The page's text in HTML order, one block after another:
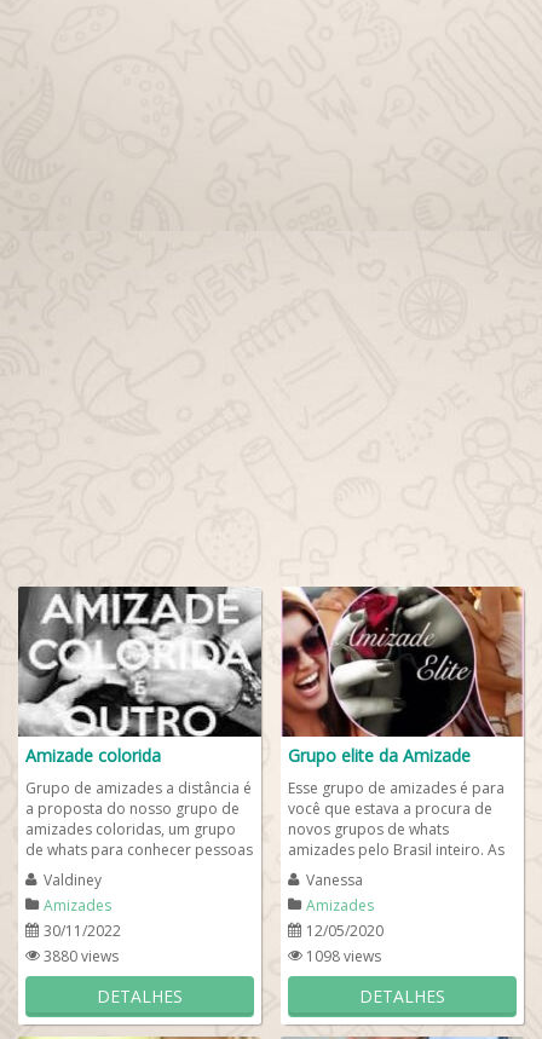
Amizade colorida
Grupo de amizades a distância é
a proposta do nosso grupo de
amizades coloridas, um grupo
de whats para conhecer pessoas
novas e, quem sabe, arranjar
um...
Valdiney
Amizades
30/11/2022
3880 views
DETALHES
Grupo elite da Amizade
Esse grupo de amizades é para
você que estava a procura de
novos grupos de whats
amizades pelo Brasil inteiro. As
pessoas mais descoladas e
interessantes...
Vanessa
Amizades
12/05/2020
1098 views
DETALHES